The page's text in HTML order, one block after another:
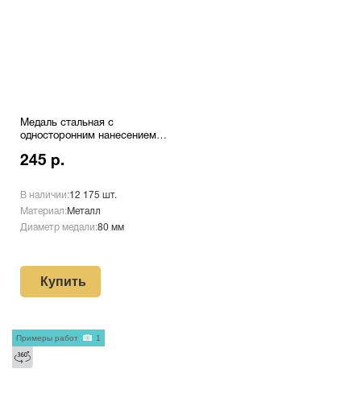
Медаль стальная с
односторонним нанесением
245 р.
В наличии:12 175 шт.
Материал:Металл
Диаметр медали:80 мм
Купить
Примеры работ 1